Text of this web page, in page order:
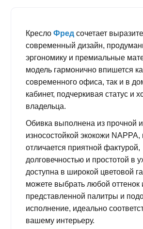
КреслоФредсочетает
современный дизайн,
эргономику и премиальные
модель гармонично впишется
современного офиса, так и в
кабинет, подчеркивая статус и
владельца.
Обивка выполнена из прочной и
износостойкой экокожи NAPPA,
отличается приятной фактурой,
долговечностью и простотой в
доступна в широкой цветовой
можете выбрать любой оттенок
представленной палитры и
исполнение, идеально
вашему интерьеру.